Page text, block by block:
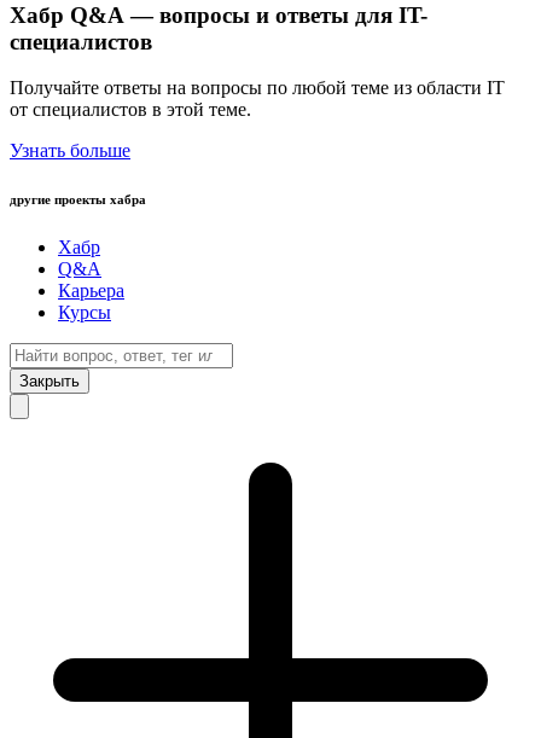
Хабр Q&A — вопросы и ответы для IT-
специалистов
Получайте ответы на вопросы по любой теме из области IT
от специалистов в этой теме.
Узнать больше
другие проекты хабра
Хабр
Q&A
Карьера
Курсы
Закрыть